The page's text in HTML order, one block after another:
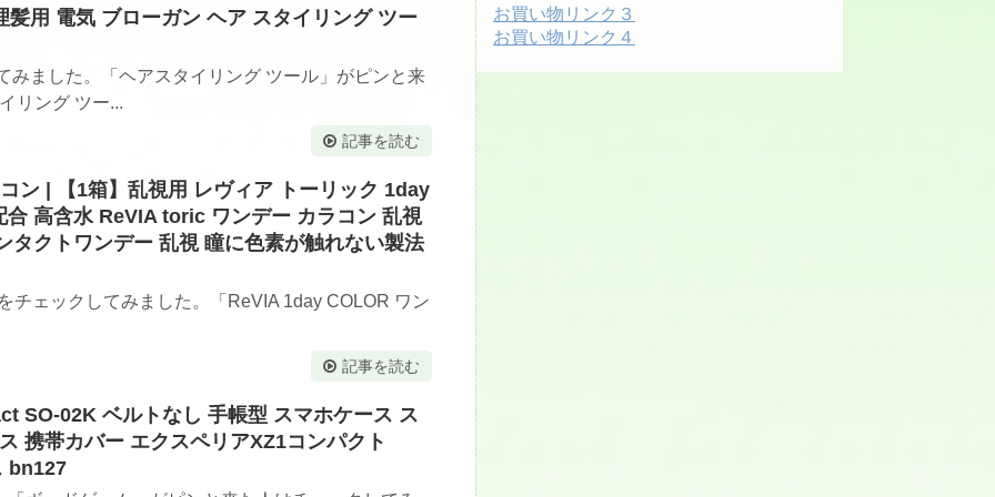
用 電気 ブローガン ヘア スタイリング ツー
みました。「ヘアスタイリング ツール」がピンと来
リング ツー...
記事を読む
ン | 【1箱】乱視用 レヴィア トーリック 1day
高含水 ReVIA toric ワンデー カラコン 乱視
タクトワンデー 乱視 瞳に色素が触れない製法
チェックしてみました。「ReVIA 1day COLOR ワン
記事を読む
SO-02K ベルトなし 手帳型 スマホケース ス
携帯カバー エクスペリアXZ1コンパクト
bn127
お買い物リンク３
お買い物リンク４